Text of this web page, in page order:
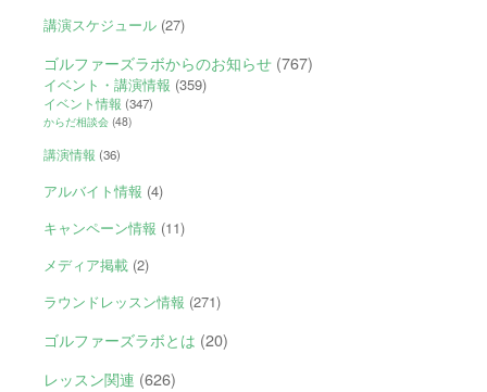
講演スケジュール(27)
ゴルファーズラボからのお知らせ(767)
イベント・講演情報 (359)
イベント情報 (347)
からだ相談会(48)
講演情報 (36)
アルバイト情報 (4)
キャンペーン情報 (11)
メディア掲載(2)
ラウンドレッスン情報 (271)
ゴルファーズラボとは (20)
レッスン関連 (626)